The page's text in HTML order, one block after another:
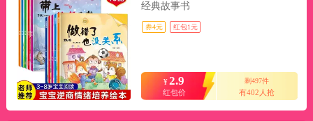
经典故事书
券4元 红包1元
¥2.9
红包价
剩497件
有402人抢